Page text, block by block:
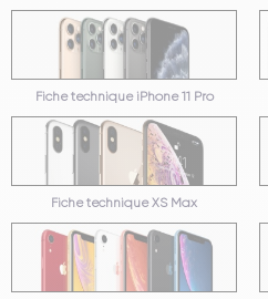
Fiche technique iPhone 11 Pro
Fiche technique XS Max